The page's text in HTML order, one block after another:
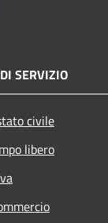
SERVIZIO
civile
libero